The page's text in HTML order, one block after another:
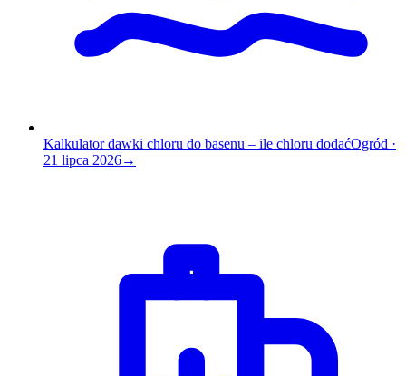
Kalkulator dawki chloru do basenu – ile chloru dodaćOgród ·
21 lipca 2026→